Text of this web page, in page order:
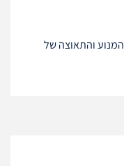
והתאוצה של